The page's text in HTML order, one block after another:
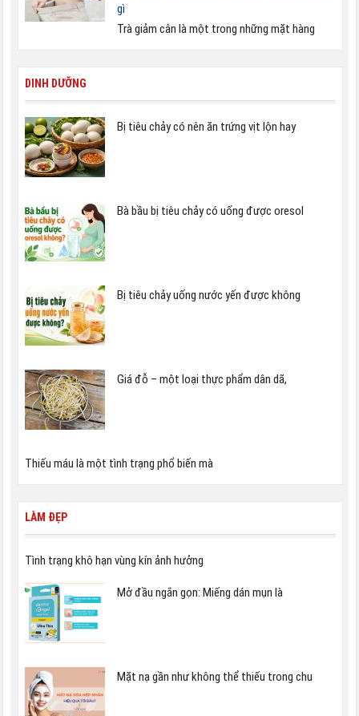
gì
Trà giảm cân là một trong những mặt hàng
DINH DƯỠNG
Bị tiêu chảy có nên ăn trứng vịt lộn hay
Bà bầu bị tiêu chảy có uống được oresol
Bị tiêu chảy uống nước yến được không
Giá đỗ – một loại thực phẩm dân dã,
Thiếu máu là một tình trạng phổ biến mà
LÀM ĐẸP
Tình trạng khô hạn vùng kín ảnh hưởng
Mở đầu ngắn gọn: Miếng dán mụn là
Mặt nạ gần như không thể thiếu trong chu